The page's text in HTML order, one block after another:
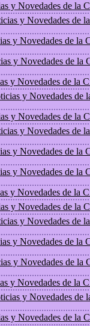
y Novedades de la
y Novedades de
y Novedades de la
y Novedades de la
y Novedades de la
y Novedades de
y Novedades de la
y Novedades de
y Novedades de la
y Novedades de la
y Novedades de la
y Novedades de la
y Novedades de
y Novedades de la
y Novedades de la
y Novedades de la
y Novedades de
y Novedades de la